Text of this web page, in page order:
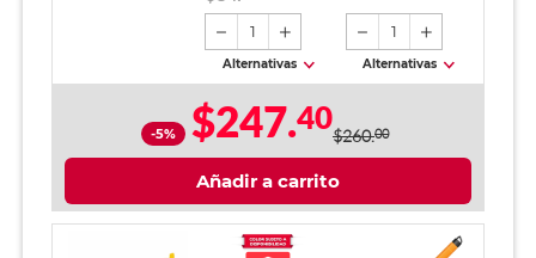
1
Alternativas
1
Alternativas
-5% $247.40$260.00
Añadir a carrito